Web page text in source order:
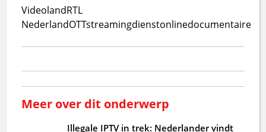
VideolandRTL
NederlandOTTstreamingdienstonlinedocumentaire
Meer over dit onderwerp
Illegale IPTV in trek: Nederlander vindt